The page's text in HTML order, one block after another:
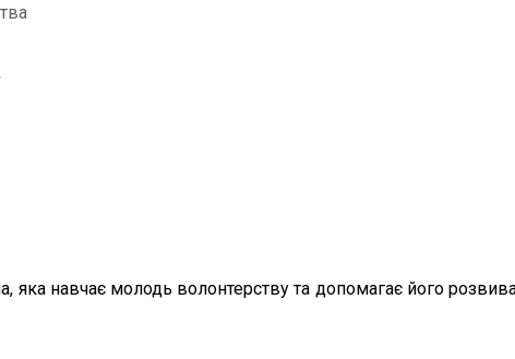
яка навчає молодь волонтерству та допомагає його